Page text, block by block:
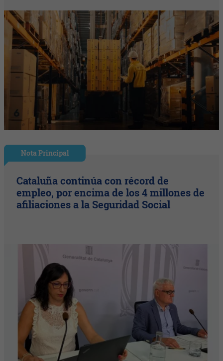
Nota Principal
Cataluña continúa con récord de
empleo, por encima de los 4 millones de
afiliaciones a la Seguridad Social